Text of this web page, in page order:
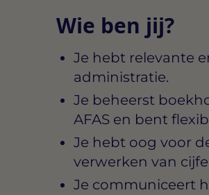
Wie ben jij?
Je hebt relevante
administratie.
Je beheerst
AFAS en bent
Je hebt oog voor
verwerken van
Je communiceert